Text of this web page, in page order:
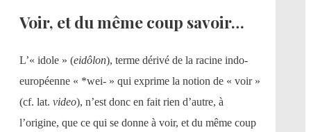
Voir, et du même coup savoir…
L’« idole » (eidôlon), terme dérivé de la racine indo-
européenne « *wei- » qui exprime la notion de « voir »
(cf. lat. video), n’est donc en fait rien d’autre, à
l’origine, que ce qui se donne à voir, et du même coup